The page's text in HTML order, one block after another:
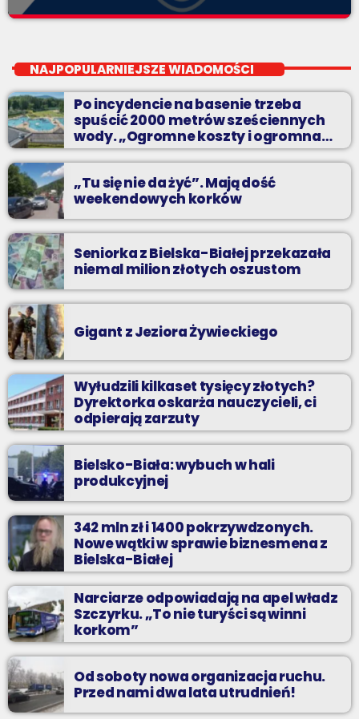
Zadzwoń do nas, wybierz jedną z dwóch muzycznych
propozycji i pozdrów bliskich na żywo w Radiu BIELSKO.
NAJPOPULARNIEJSZE WIADOMOŚCI
Po incydencie na basenie trzeba
spuścić 2000 metrów sześciennych
wody. „Ogromne koszty i ogromna
praca”
„Tu się nie da żyć”. Mają dość
weekendowych korków
Seniorka z Bielska-Białej przekazała
niemal milion złotych oszustom
Gigant z Jeziora Żywieckiego
Wyłudzili kilkaset tysięcy złotych?
Dyrektorka oskarża nauczycieli, ci
odpierają zarzuty
Bielsko-Biała: wybuch w hali
produkcyjnej
342 mln zł i 1400 pokrzywdzonych.
Nowe wątki w sprawie biznesmena z
Bielska-Białej
Narciarze odpowiadają na apel władz
Szczyrku. „To nie turyści są winni
korkom”
Od soboty nowa organizacja ruchu.
Przed nami dwa lata utrudnień!